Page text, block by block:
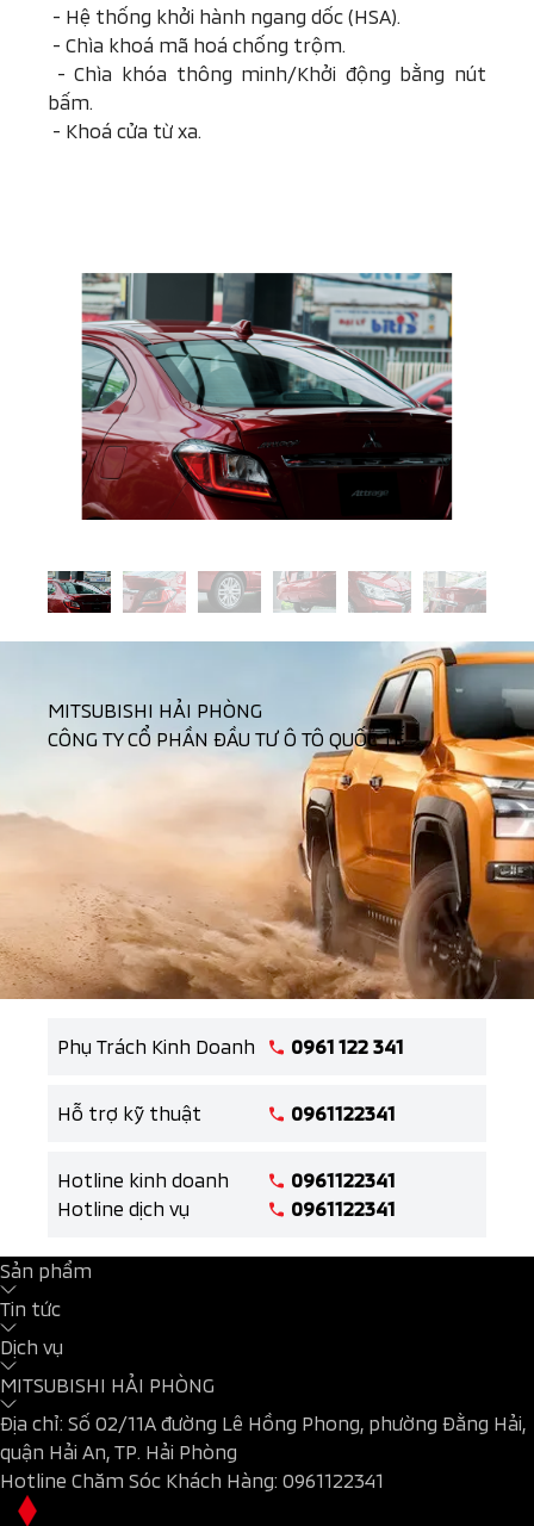
- Hệ thống khởi hành ngang dốc (HSA).
- Chìa khoá mã hoá chống trộm.
-Chìa khóa thông minh/Khởi động bằng nút
bấm.
- Khoá cửa từ xa.
MITSUBISHI HẢI PHÒNG
CÔNG TY CỔ PHẦN ĐẦU TƯ Ô TÔ QUỐC TẾ
Phụ Trách Kinh Doanh 0961 122 341
Hỗ trợ kỹ thuật 0961122341
Hotline kinh doanh
Hotline dịch vụ
0961122341
0961122341
Sản phẩm
Tin tức
Dịch vụ
MITSUBISHI HẢI PHÒNG
Địa chỉ: Số 02/11A đường Lê Hồng Phong, phường Đằng Hải,
quận Hải An, TP. Hải Phòng
Hotline Chăm Sóc Khách Hàng: 0961122341